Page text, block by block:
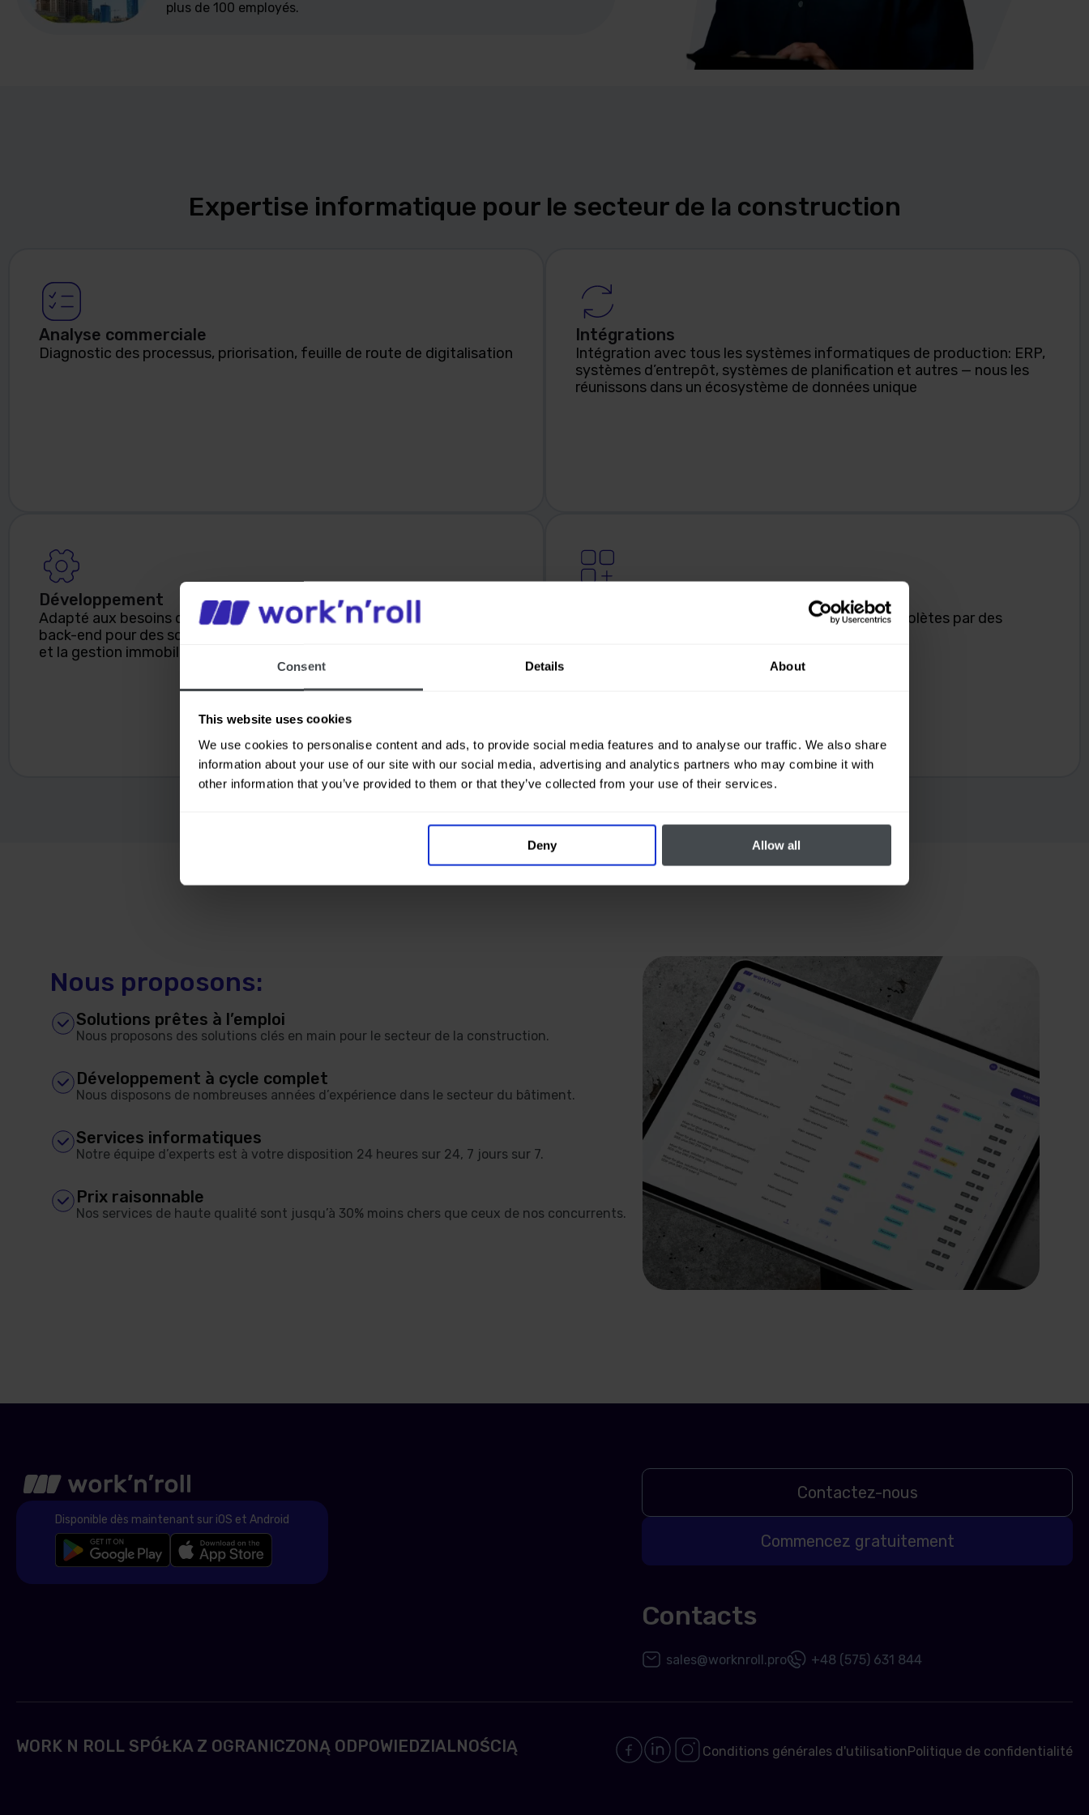
Consent Details About
This website uses cookies
We use cookies to personalise content and ads, to provide social media features and to analyse our traffic. We also share
information about your use of our site with our social media, advertising and analytics partners who may combine it with
other information that you’ve provided to them or that they’ve collected from your use of their services.
Deny Allow all
plus de 100 employés.
Expertise informatique pour le secteur de la construction
Analyse commerciale
Diagnostic des processus, priorisation, feuille de route de digitalisation
Intégrations
Intégration avec tous les systèmes informatiques de production: ERP,
systèmes d’entrepôt, systèmes de planification et autres — nous les
réunissons dans un écosystème de données unique
Développement
Adapté aux besoins de votre entreprise: solutions web, mobiles et
back-end pour des scénarios réels dans la construction, la production
et la gestion immobilière
Remplacement des solutions et technologies obsolètes par des
Nous proposons:
Solutions prêtes à l’emploi
Nous proposons des solutions clés en main pour le secteur de la construction.
Développement à cycle complet
Nous disposons de nombreuses années d’expérience dans le secteur du bâtiment.
Services informatiques
Notre équipe d’experts est à votre disposition 24 heures sur 24, 7 jours sur 7.
Prix raisonnable
Nos services de haute qualité sont jusqu’à 30% moins chers que ceux de nos concurrents.
Disponible dès maintenant sur iOS et Android
Contactez-nous
Commencez gratuitement
Contacts
sales@worknroll.pro +48 (575) 631 844
WORK N ROLL SPÓŁKA Z OGRANICZONĄ ODPOWIEDZIALNOŚCIĄ Conditions générales d'utilisationPolitique de confidentialité